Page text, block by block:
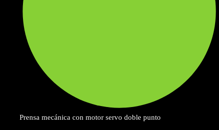
Prensa mecánica con motor servo doble punto